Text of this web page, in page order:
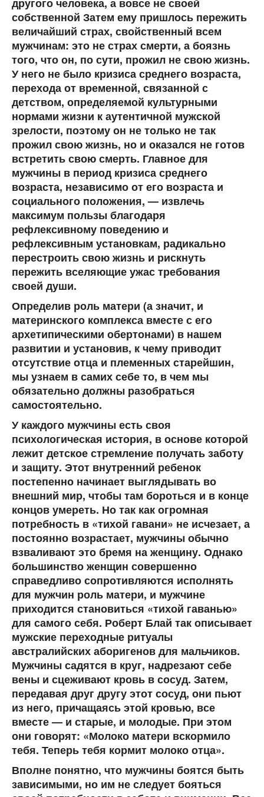
собственной Затем ему пришлось пережить
величайший страх, свойственный всем
мужчинам: это не страх смерти, а боязнь
того, что он, по сути, прожил не свою жизнь.
У него не было кризиса среднего возраста,
перехода от временной, связанной с
детством, определяемой культурными
нормами жизни к аутентичной мужской
зрелости, поэтому он не только не так
прожил свою жизнь, но и оказался не готов
встретить свою смерть. Главное для
мужчины в период кризиса среднего
возраста, независимо от его возраста и
социального положения, — извлечь
максимум пользы благодаря
рефлексивному поведению и
рефлексивным установкам, радикально
перестроить свою жизнь и рискнуть
пережить вселяющие ужас требования
своей души.
Определив роль матери (а значит, и
материнского комплекса вместе с его
архетипическими обертонами) в нашем
развитии и установив, к чему приводит
отсутствие отца и племенных старейшин,
мы узнаем в самих себе то, в чем мы
обязательно должны разобраться
самостоятельно.
У каждого мужчины есть своя
психологическая история, в основе которой
лежит детское стремление получать заботу
и защиту. Этот внутренний ребенок
постепенно начинает выглядывать во
внешний мир, чтобы там бороться и в конце
концов умереть. Но так как огромная
потребность в «тихой гавани» не исчезает, а
постоянно возрастает, мужчины обычно
взваливают это бремя на женщину. Однако
большинство женщин совершенно
справедливо сопротивляются исполнять
для мужчин роль матери, и мужчине
приходится становиться «тихой гаванью»
для самого себя. Роберт Блай так описывает
мужские переходные ритуалы
австралийских аборигенов для мальчиков.
Мужчины садятся в круг, надрезают себе
вены и сцеживают кровь в сосуд. Затем,
передавая друг другу этот сосуд, они пьют
из него, причащаясь этой кровью, все
вместе — и старые, и молодые. При этом
они говорят: «Молоко матери вскормило
тебя. Теперь тебя кормит молоко отца».
Вполне понятно, что мужчины боятся быть
зависимыми, но им не следует бояться